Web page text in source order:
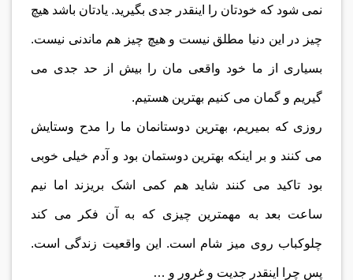
نمی شود که خودتان را اینقدر جدی بگیرید. یادتان باشد هیچ
چیز در این دنیا مطلق نیست و هیچ چیز هم ماندنی نیست.
بسیاری از ما خود واقعی مان را بیش از حد جدی می
گیریم و گمان می کنیم بهترین هستیم.
روزی که بمیریم، بهترین دوستانمان ما را مدح وستایش
می کنند و بر اینکه بهترین دوستمان بود و آدم خیلی خوبی
بود تاکید می کنند شاید هم کمی اشک بریزند اما نیم
ساعت بعد به مهمترین چیزی که به آن فکر می کند
چلوکباب روی میز شام است. این واقعیت زندگی است.
پس چرا اینقدر جدیت و غرور و …